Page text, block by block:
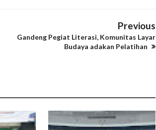
Previous
Gandeng Pegiat Literasi, Komunitas Layar
Budaya adakan Pelatihan